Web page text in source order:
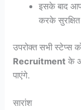
इसके बाद
करके
उपरोक्त सभी स्टेप्स
Recruitment के
पाएंगे.
सारांश